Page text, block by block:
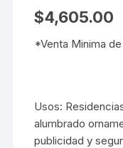
$4,605.00
*Venta Minima
Usos:
alumbrado
publicidad y